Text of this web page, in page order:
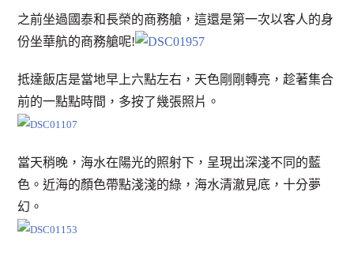
之前坐過國泰和長榮的商務艙，這還是第一次以客人的身
份坐華航的商務艙呢!
抵達飯店是當地早上六點左右，天色剛剛轉亮，趁著集合
前的一點點時間，多按了幾張照片。
當天稍晚，海水在陽光的照射下，呈現出深淺不同的藍
色。近海的顏色帶點淺淺的綠，海水清澈見底，十分夢
幻。